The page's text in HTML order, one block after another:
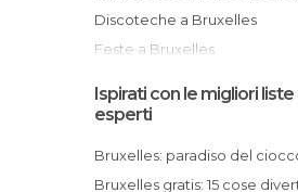
Discoteche a Bruxelles
Feste a Bruxelles
Giardini a Bruxelles
Mercati a Bruxelles
Ispirati con le migliori
esperti
Bruxelles: paradiso del
Bruxelles gratis: 15 cose divertenti da fare